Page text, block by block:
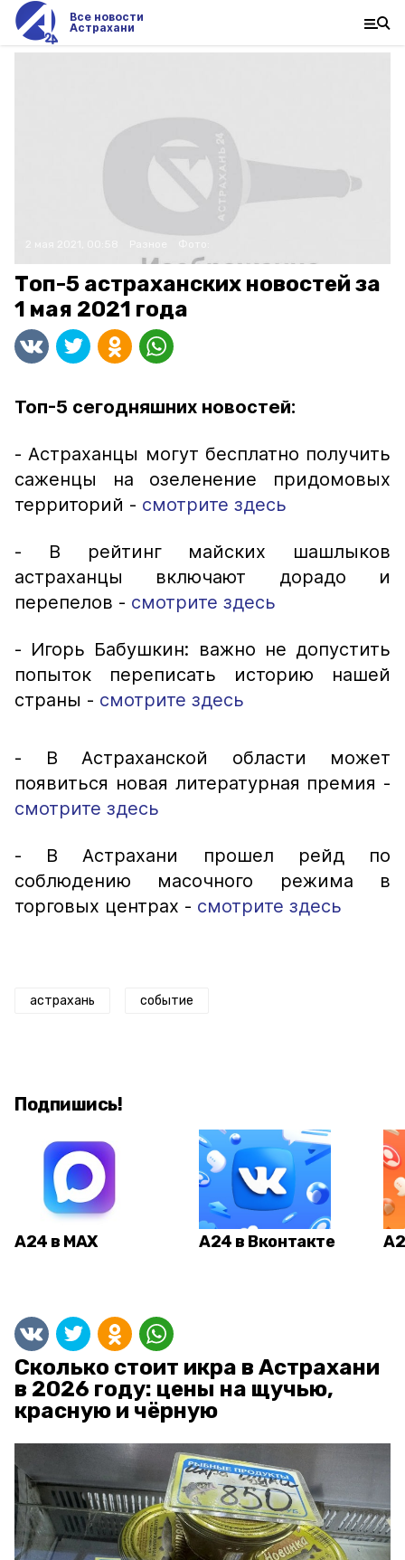
Все новости
Астрахани
Топ-5 астраханских новостей за
1 мая 2021 года
Топ-5 сегодняшних новостей:
- Астраханцы могут бесплатно получить
саженцы на озеленение придомовых
территорий - смотрите здесь
- В рейтинг майских шашлыков
астраханцы включают дорадо и
перепелов - смотрите здесь
- Игорь Бабушкин: важно не допустить
попыток переписать историю нашей
страны - смотрите здесь
- В Астраханской области может
появиться новая литературная премия -
смотрите здесь
- В Астрахани прошел рейд по
соблюдению масочного режима в
торговых центрах - смотрите здесь
астрахань событие
Подпишись!
А24 в MAX А24 в Вконтакте
Сколько стоит икра в Астрахани
в 2026 году: цены на щучью,
красную и чёрную